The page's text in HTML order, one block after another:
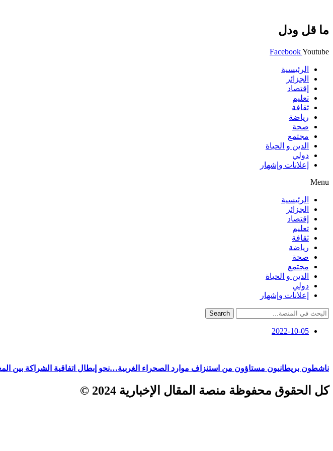
ما قل ودل
FacebookYoutube
الرئيسية
الجزائر
إقتصاد
تعليم
ثقافة
رياضة
صحة
مجتمع
الدين و الحياة
دولي
إعلانات وإشهار
Menu
الرئيسية
الجزائر
إقتصاد
تعليم
ثقافة
رياضة
صحة
مجتمع
الدين و الحياة
دولي
إعلانات وإشهار
Search
2022-10-05
ناشطون بريطانيون مستاؤون من استنزاف موارد الصحراء الغربية…نحو إبطال اتفاقية الشراكة بين
كل الحقوق محفوظة منصة المقال الإخبارية 2024 ©